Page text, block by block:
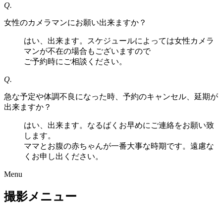
Q.
女性のカメラマンにお願い出来ますか？
はい、出来ます。スケジュールによっては女性カメラ
マンが不在の場合もございますので
ご予約時にご相談ください。
Q.
急な予定や体調不良になった時、予約のキャンセル、延期が
出来ますか？
はい、出来ます。なるばくお早めにご連絡をお願い致
します。
ママとお腹の赤ちゃんが一番大事な時期です。遠慮な
くお申し出ください。
Menu
撮影メニュー